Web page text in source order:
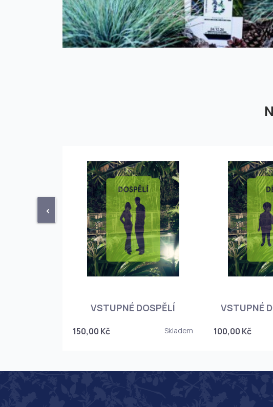
<
VSTUPNÉ DOSPĚLÍ
150,00 Kč Skladem
VSTUPNÉ
100,00 Kč